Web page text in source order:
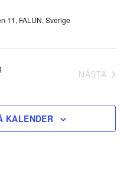
11, FALUN, Sverige
NÄSTA
KALENDER